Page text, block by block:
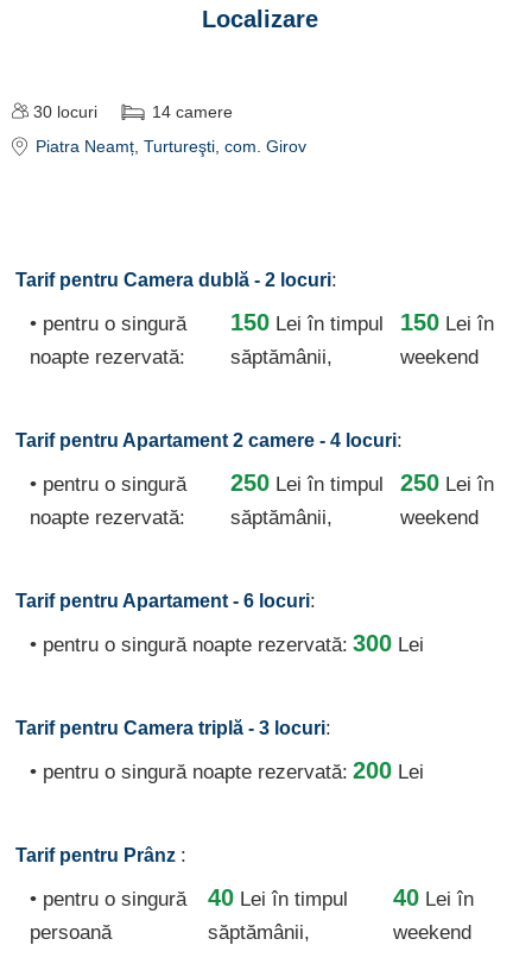
Localizare
30 locuri 14 camere
Piatra Neamț , Turtureşti, com. Girov
Tarif pentru Camera dublă - 2 locuri:
• pentru o singură
noapte rezervată:
150 Lei în timpul
săptămânii,
150 Lei în
weekend
Tarif pentru Apartament 2 camere - 4 locuri:
• pentru o singură
noapte rezervată:
250 Lei în timpul
săptămânii,
250 Lei în
weekend
Tarif pentru Apartament - 6 locuri:
• pentru o singură noapte rezervată: 300 Lei
Tarif pentru Camera triplă - 3 locuri:
• pentru o singură noapte rezervată: 200 Lei
Tarif pentru Prânz :
• pentru o singură
persoană
40 Lei în timpul
săptămânii,
40 Lei în
weekend